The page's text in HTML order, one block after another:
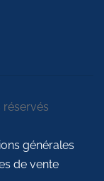
générales
de vente